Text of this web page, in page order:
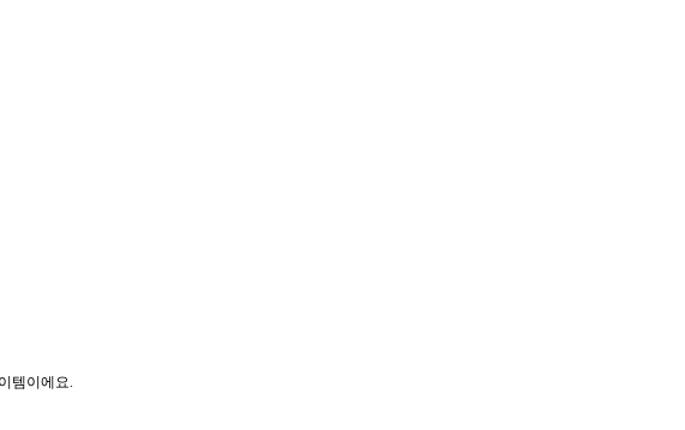
템이에요.